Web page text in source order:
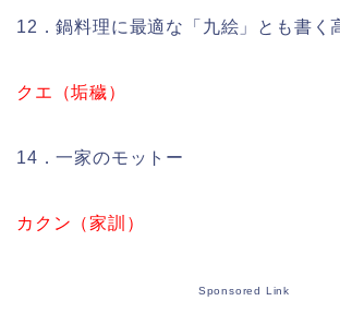
12．鍋料理に最適な「九絵」とも書く
クエ（垢穢）
14．一家のモットー
カクン（家訓）
Sponsored Link